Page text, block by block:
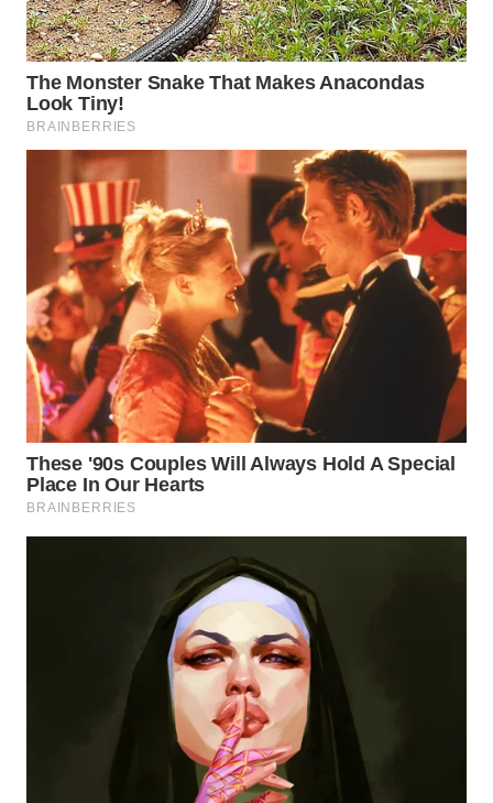
TIMUR
SEMARANG
WN
SOLO
WN
BOROBUDUR
WN
MADURA
WN
SURABAYA
WN
NATUNA